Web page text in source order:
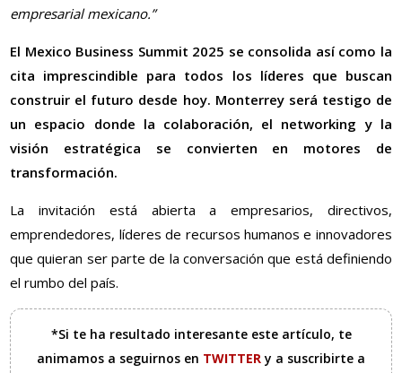
empresarial mexicano.”
El Mexico Business Summit 2025 se consolida así como la
cita imprescindible para todos los líderes que buscan
construir el futuro desde hoy. Monterrey será testigo de
un espacio donde la colaboración, el networking y la
visión estratégica se convierten en motores de
transformación.
La invitación está abierta a empresarios, directivos,
emprendedores, líderes de recursos humanos e innovadores
que quieran ser parte de la conversación que está definiendo
el rumbo del país.
*Si te ha resultado interesante este artículo, te
animamos a seguirnos en TWITTERy a suscribirte a